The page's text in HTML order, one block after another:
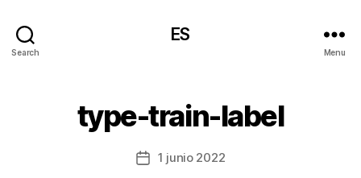
Search
ES
Menu
type-train-label
Post1 junio 2022